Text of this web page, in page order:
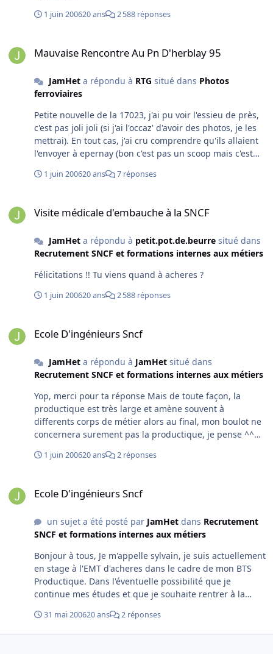
1 juin 200620 ans 2 588 réponses
Mauvaise Rencontre Au Pn D'herblay 95
JamHeta répondu à RTG situé dans Photos
ferroviaires
Petite nouvelle de la 17023, j'ai pu voir l'essieu de près,
c'est pas joli joli (si j'ai l'occaz' d'avoir des photos, je les
mettrai). En tout cas, j'ai cru comprendre qu'ils allaient
l'envoyer à epernay (bon c'est pas un scoop mais c'est
1 juin 200620 ans 7 réponses
Visite médicale d'embauche à la SNCF
JamHeta répondu à petit.pot.de.beurresitué dans
Recrutement SNCF et formations internes aux métiers
Félicitations !! Tu viens quand à acheres ?
1 juin 200620 ans 2 588 réponses
Ecole D'ingénieurs Sncf
JamHeta répondu à JamHetsitué dans
Recrutement SNCF et formations internes aux métiers
Yop, merci pour ta réponse Mais de toute façon, la
productique est très large et amène souvent à
differents corps de métier alors au final, mon boulot ne
concernera surement pas la productique, je pense ^^
courage, c'est aussi pour ça que j'essaye d'aller plus loin
1 juin 200620 ans 2 réponses
Ecole D'ingénieurs Sncf
un sujet a été posté par JamHetdans Recrutement
SNCF et formations internes aux métiers
Bonjour à tous, Je m'appelle sylvain, je suis actuellement
en stage à l'EMT d'acheres dans le cadre de mon BTS
Productique. Dans l'éventuelle possibilité que je
continue mes études et que je souhaite rentrer à la
d'ingénieurs à concernant mon domaine. Merci
d'avance. JamHet
31 mai 200620 ans 2 réponses